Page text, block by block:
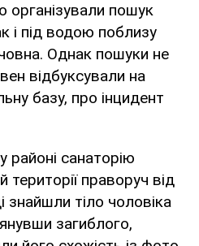
організували пошук
і під водою поблизу
Однак пошуки не
відбуксували на
базу, про інцидент
районі санаторію
території праворуч від
знайшли тіло чоловіка
загиблого,